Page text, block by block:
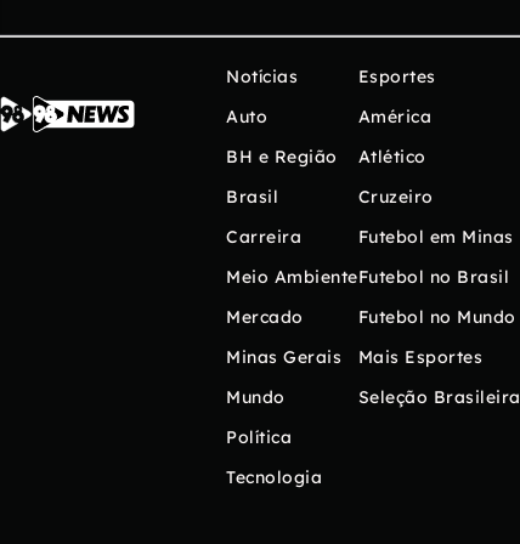
Notícias
Auto
BH e Região
Brasil
Carreira
Meio Ambiente
Mercado
Minas Gerais
Mundo
Política
Tecnologia
Esportes
América
Atlético
Cruzeiro
Futebol em Minas
Futebol no Brasil
Futebol no Mundo
Mais Esportes
Seleção Brasileira